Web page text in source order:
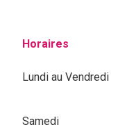
Horaires
Lundi au Vendredi
Samedi